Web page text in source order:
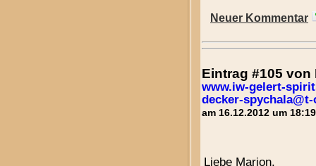
Neuer Kommentar
Eintrag #105
www.iw-gelert-
decker-
am 16.12.2012 um
Liebe Marion.